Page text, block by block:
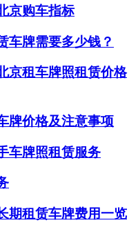
京购车指标
车牌需要多少钱？
京租车牌照租赁价格
牌价格及注意事项
车牌照租赁服务
期租赁车牌费用一览